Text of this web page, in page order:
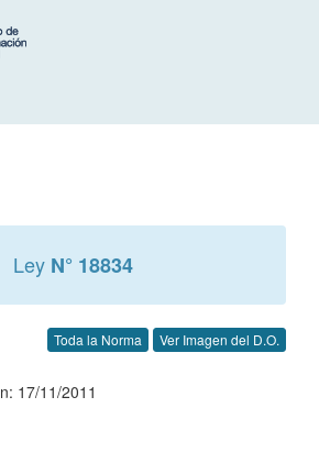
Ley N° 18834
Toda la Norma Ver Imagen del D.O.
17/11/2011